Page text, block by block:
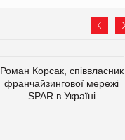
Роман Корсак, співвласник
франчайзингової мережі
SPAR в Україні